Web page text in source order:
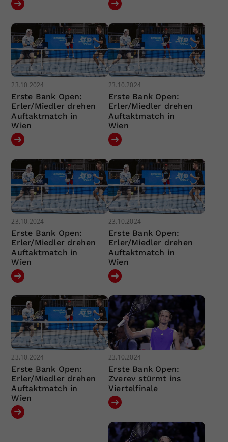
23.10.2024
Erste Bank Open:
Erler/Miedler drehen
Auftaktmatch in
Wien
23.10.2024
Erste Bank Open:
Erler/Miedler drehen
Auftaktmatch in
Wien
23.10.2024
Erste Bank Open:
Erler/Miedler drehen
Auftaktmatch in
Wien
23.10.2024
Erste Bank Open:
Erler/Miedler drehen
Auftaktmatch in
Wien
23.10.2024
Erste Bank Open:
Erler/Miedler drehen
Auftaktmatch in
Wien
23.10.2024
Erste Bank Open:
Zverev stürmt ins
Viertelfinale